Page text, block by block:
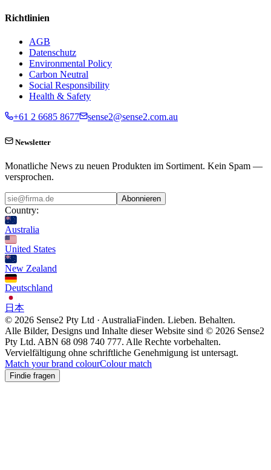
Richtlinien
AGB
Datenschutz
Environmental Policy
Carbon Neutral
Social Responsibility
Health & Safety
+61 2 6685 8677
sense2@sense2.com.au
Newsletter
Monatliche News zu neuen Produkten im Sortiment. Kein Spam —
versprochen.
Abonnieren
Country:
Australia
United States
New Zealand
Deutschland
日本
© 2026 Sense2 Pty Ltd · AustraliaFinden. Lieben. Behalten.
Alle Bilder, Designs und Inhalte dieser Website sind © 2026 Sense2
Pty Ltd. ABN 68 098 740 777. Alle Rechte vorbehalten.
Vervielfältigung ohne schriftliche Genehmigung ist untersagt.
Match your brand colourColour match
Findie fragen